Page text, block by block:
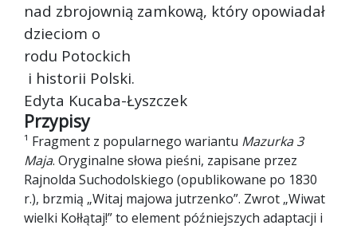
nad zbrojownią zamkową, który opowiadał
dzieciom o
rodu Potockich
i historii Polski.
Edyta Kucaba-Łyszczek
Przypisy
¹ Fragment z popularnego wariantu Mazurka 3
Maja. Oryginalne słowa pieśni, zapisane przez
Rajnolda Suchodolskiego (opublikowane po 1830
r.), brzmią „Witaj majowa jutrzenko”. Zwrot „Wiwat
wielki Kołłątaj!” to element późniejszych adaptacji i